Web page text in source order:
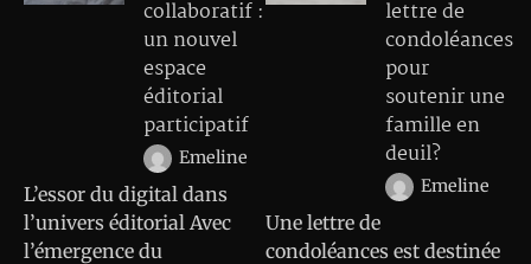
collaboratif :
un nouvel
espace
éditorial
participatif
Emeline
L’essor du digital dans
l’univers éditorial Avec
l’émergence du
lettre de
condoléances
pour
soutenir une
famille en
deuil?
Emeline
Une lettre de
condoléances est destinée